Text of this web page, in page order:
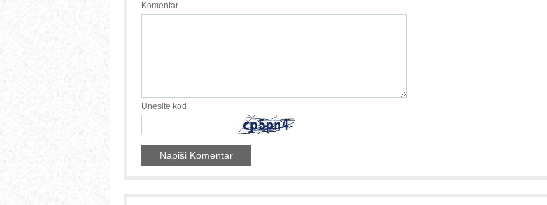
Komentar
Unesite kod